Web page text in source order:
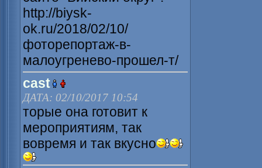
http://biysk-
ok.ru/2018/02/10/
фоторепортаж-в-
малоугренево-прошел-т/
cast
ДАТА: 02/10/2017 10:54
торые она готовит к
мероприятиям, так
вовремя и так вкусно